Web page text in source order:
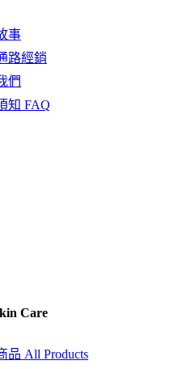
事
路經銷
們
知 FAQ
Care
品 All Products